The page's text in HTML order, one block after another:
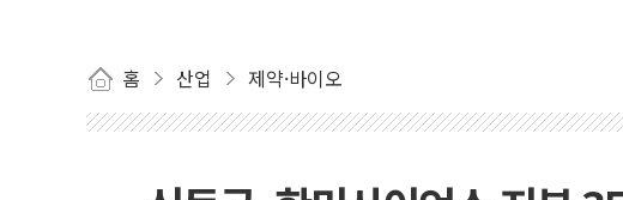
홈 산업 제약·바이오